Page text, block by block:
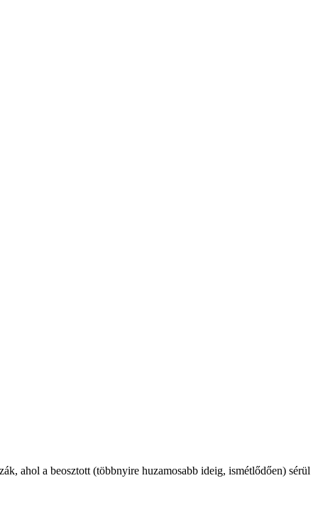
ahol a beosztott (többnyire huzamosabb ideig, ismétlődően) sérül